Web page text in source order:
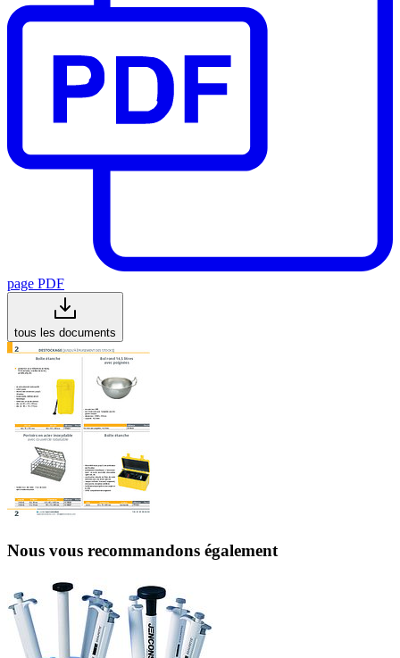
page PDF
tous les documents
Nous vous recommandons également